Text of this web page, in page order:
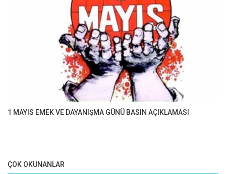
1 MAYIS EMEK VE DAYANIŞMA GÜNÜ BASIN AÇIKLAMASI
ÇOK OKUNANLAR